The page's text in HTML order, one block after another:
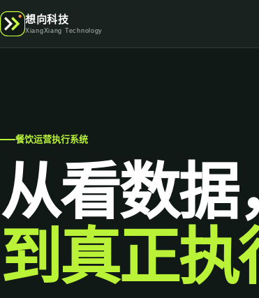
想向科技
XiangXiang Technology
餐饮运营执行系统
从看数据
到真正执